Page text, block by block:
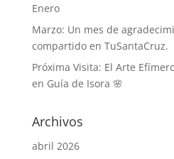
Enero
Marzo: Un mes de
compartido en TuSantaCruz.
Próxima Visita: El Arte
en Guía de Isora 🌸
Archivos
abril 2026